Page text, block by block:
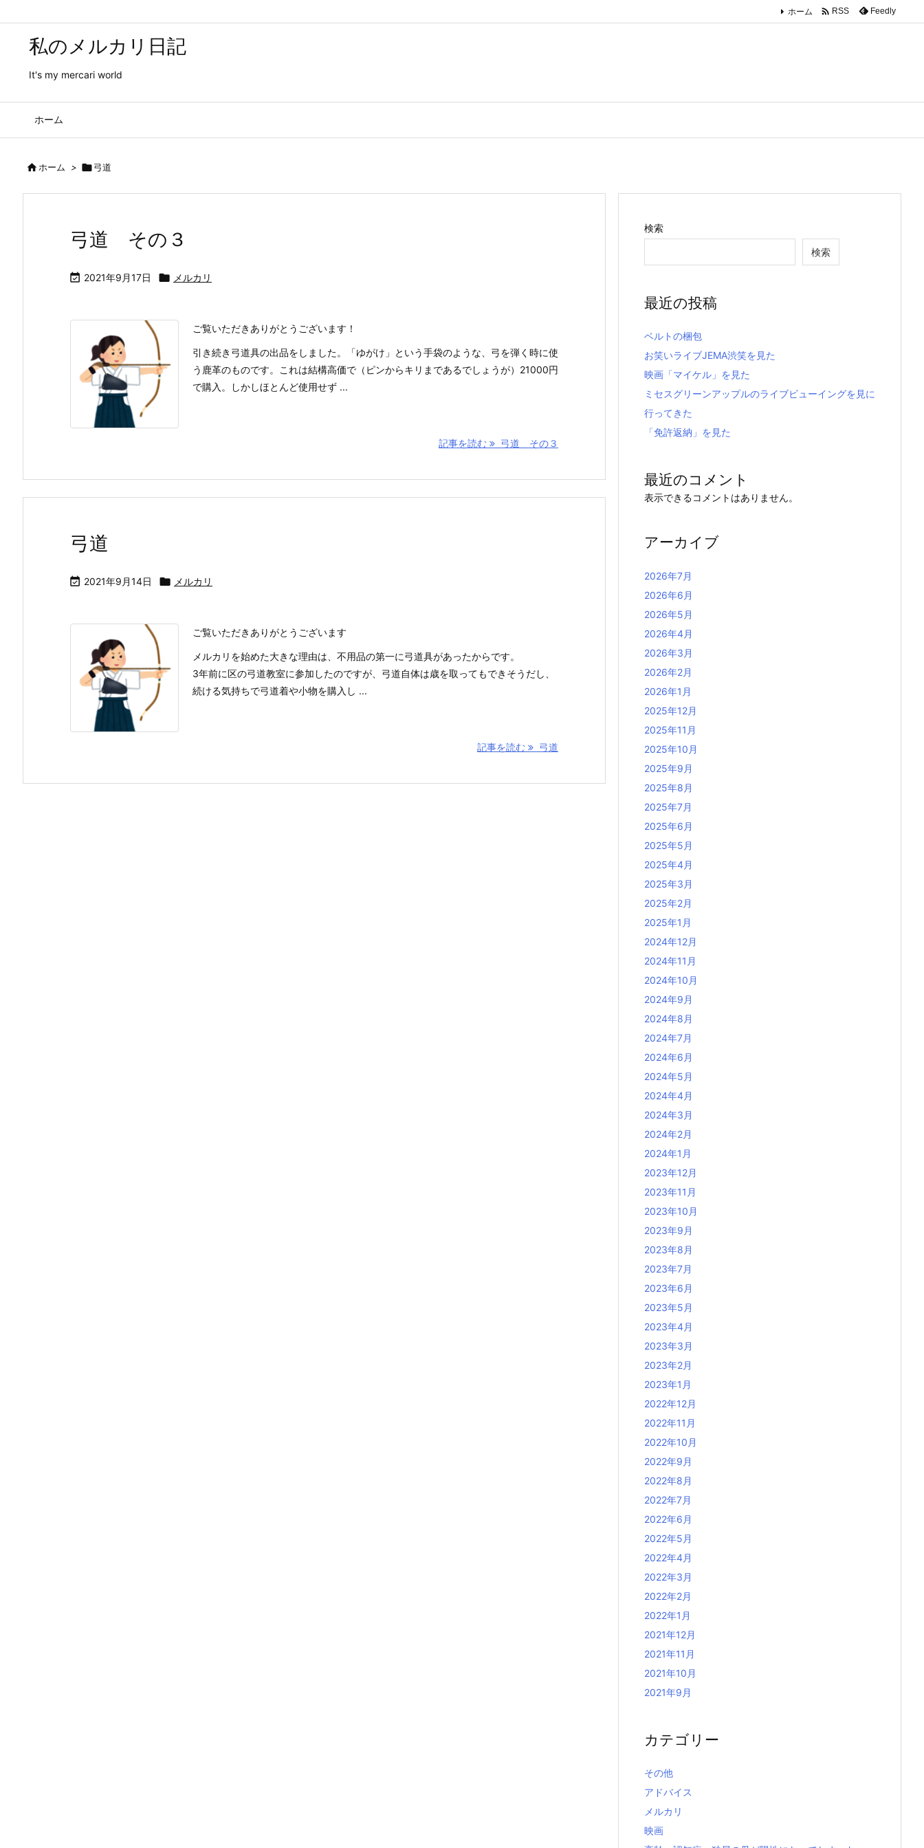
私のメルカリ日記
It's my mercari world
ホーム
ホーム  RSS Feedly
ホーム > 弓道
弓道 その３
 2021年9月17日  メルカリ
ご覧いただきありがとうございます！
引き続き弓道具の出品をしました。「ゆがけ」という手袋のような、弓を弾く時に使
う鹿革のものです。これは結構高価で（ピンからキリまであるでしょうが）21000円
で購入。しかしほとんど使用せず ...
記事を読む 弓道 その３
弓道
 2021年9月14日  メルカリ
ご覧いただきありがとうございます
メルカリを始めた大きな理由は、不用品の第一に弓道具があったからです。
3年前に区の弓道教室に参加したのですが、弓道自体は歳を取ってもできそうだし、
続ける気持ちで弓道着や小物を購入し ...
記事を読む 弓道
検索
検索
最近の投稿
ベルトの梱包
お笑いライブJEMA渋笑を見た
映画「マイケル」を見た
ミセスグリーンアップルのライブビューイングを見に
行ってきた
「免許返納」を見た
最近のコメント
表示できるコメントはありません。
アーカイブ
2026年7月
2026年6月
2026年5月
2026年4月
2026年3月
2026年2月
2026年1月
2025年12月
2025年11月
2025年10月
2025年9月
2025年8月
2025年7月
2025年6月
2025年5月
2025年4月
2025年3月
2025年2月
2025年1月
2024年12月
2024年11月
2024年10月
2024年9月
2024年8月
2024年7月
2024年6月
2024年5月
2024年4月
2024年3月
2024年2月
2024年1月
2023年12月
2023年11月
2023年10月
2023年9月
2023年8月
2023年7月
2023年6月
2023年5月
2023年4月
2023年3月
2023年2月
2023年1月
2022年12月
2022年11月
2022年10月
2022年9月
2022年8月
2022年7月
2022年6月
2022年5月
2022年4月
2022年3月
2022年2月
2022年1月
2021年12月
2021年11月
2021年10月
2021年9月
カテゴリー
その他
アドバイス
メルカリ
映画